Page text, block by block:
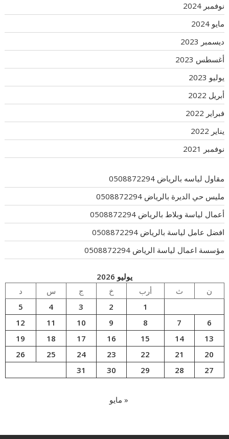
نوفمبر 2024
مايو 2024
ديسمبر 2023
أغسطس 2023
يوليو 2023
أبريل 2022
فبراير 2022
يناير 2022
نوفمبر 2021
مقاول لياسه بالرياض 0508872294
مليس حي الديرة بالرياض 0508872294
أعمال لياسة وبلاط بالرياض 0508872294
افضل عامل لياسة بالرياض 0508872294
مؤسسة اعمال لياسة الرياض 0508872294
يوليو 2026
ن
ث أرب خ ج س
د
1
2
3
4
5
6
7
8
9
10
11
12
13
14
15
16
17
18
19
20
21
22
23
24
25
26
27
28
29
30
31
« مايو